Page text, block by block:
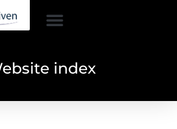
index